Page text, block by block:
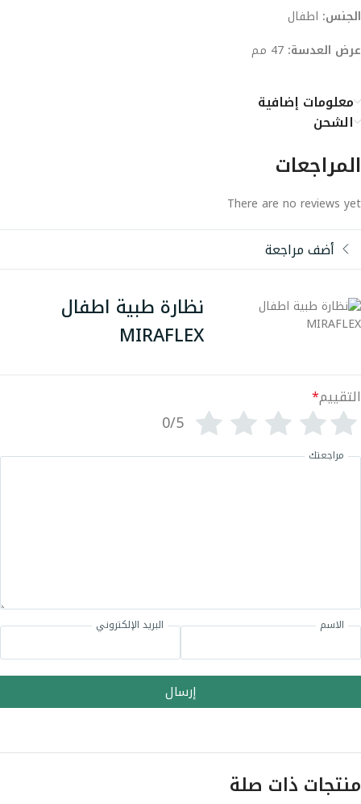
الجنس: اطفال
عرض العدسة:
معلومات إضافية
الشحن
المراجعات
There are no reviews yet
أضف مراجعة
نظارة طبية اطفال
MIRAFLEX
التقييم*
0/5
مراجعتك
الاسم البريد الإلكتروني
إرسال
منتجات ذات صلة